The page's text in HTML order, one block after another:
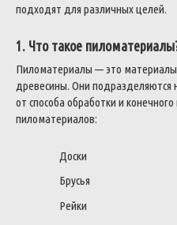
подходят для различных целей.
1. Что такое
Пиломатериалы — это
древесины. Они подразделяются
от способа обработки и
пиломатериалов:
Доски
Брусья
Рейки